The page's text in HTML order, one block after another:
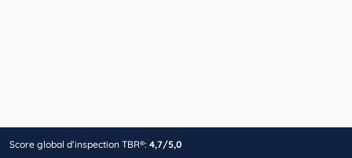
Score global d’inspection TBR®: 4,7/5,0